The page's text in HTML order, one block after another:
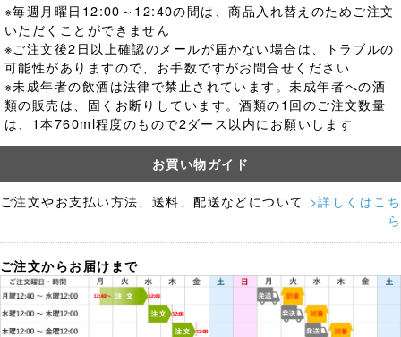
※毎週月曜日12:00～12:40の間は、商品入れ替えのためご注文
いただくことができません
※ご注文後2日以上確認のメールが届かない場合は、トラブルの
可能性がありますので、お手数ですがお問合せください
※未成年者の飲酒は法律で禁止されています。未成年者への酒
類の販売は、固くお断りしています。酒類の1回のご注文数量
は、1本760ml程度のもので2ダース以内にお願いします
お買い物ガイド
ご注文やお支払い方法、送料、配送などについて >詳しくはこち
ら
ご注文からお届けまで